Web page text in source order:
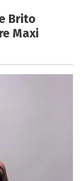
Brito
Maxi